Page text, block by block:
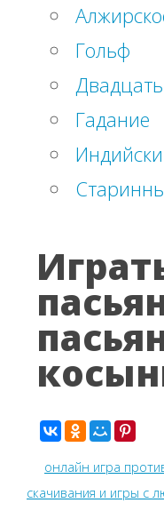
Гольф
Двадцать
Гадание
онлайн игра
скачивания и игры с